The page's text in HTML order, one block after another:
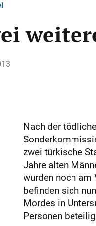
Nach der
zwei türkische
Jahre alten
wurden noch
befinden sich
Mordes in
Personen